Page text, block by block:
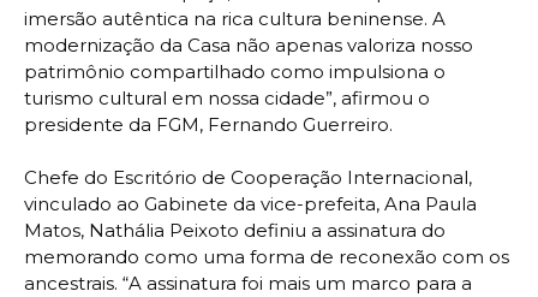
imersão autêntica na rica cultura beninense. A
modernização da Casa não apenas valoriza nosso
patrimônio compartilhado como impulsiona o
turismo cultural em nossa cidade”, afirmou o
presidente da FGM, Fernando Guerreiro.
Chefe do Escritório de Cooperação Internacional,
vinculado ao Gabinete da vice-prefeita, Ana Paula
Matos, Nathália Peixoto definiu a assinatura do
memorando como uma forma de reconexão com os
ancestrais. “A assinatura foi mais um marco para a